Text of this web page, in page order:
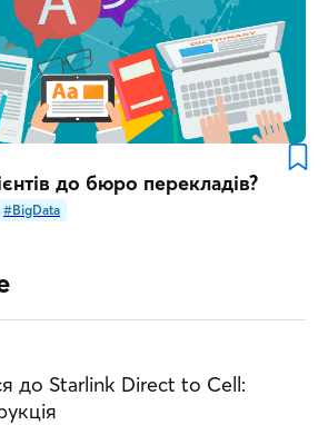
до бюро перекладів?
#BigData
до Starlink Direct to Cell: